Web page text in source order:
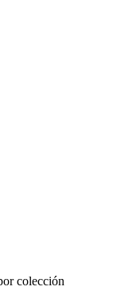
colección